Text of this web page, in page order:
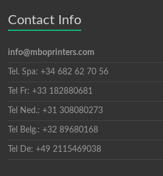
Contact Info
info@mboprinters.com
Tel. Spa: +34 682 62 70 56
Tel Fr: +33 182880681
Tel Ned.: +31 308080273
Tel Belg.: +32 89680168
Tel De: +49 2115469038